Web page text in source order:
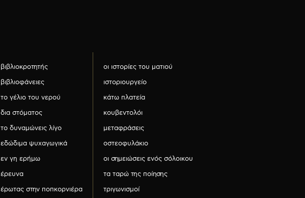
βιβλιοκροτητής
βιβλιοφάνειες
το γέλιο του νερού
δια στόματος
το δυναμώνεις λίγο
εδώδιμα ψυχαγωγικά
εν γη ερήμω
έρευνα
έρωτας στην ποπκορνιέρα
οι ιστορίες του ματιού
ιστοριουργείο
κάτω πλατεία
κουβεντολόι
μεταφράσεις
οστεοφυλάκιο
οι σημειώσεις ενός σόλοικου
τα ταρώ της ποίησης
τριγωνισμοί